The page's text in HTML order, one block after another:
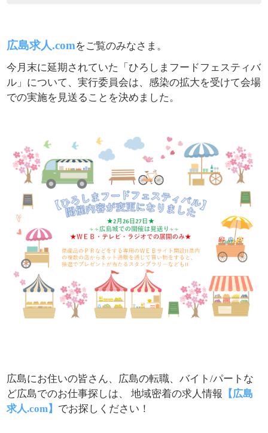
広島求人.comをご覧のみなさま。
今月末に延期されていた「ひろしまフードフェスティバ
ル」について、実行委員会は、感染の拡大を受けて会場
での実施を見送ることを決めました。
広島にお住いの皆さん、広島の転職、バイト/パートな
ど広島でのお仕事探しは、 地域密着の求人情報
【広島
求人.com】 でお探しください！